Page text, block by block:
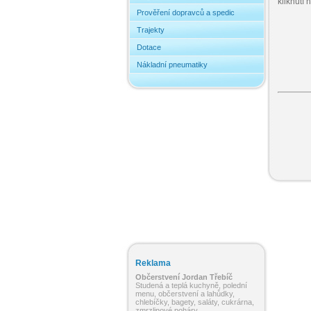
Prověření dopravců a spedic
Trajekty
Dotace
Nákladní pneumatiky
Reklama
Občerstvení Jordan Třebíč
Studená a teplá kuchyně, polední
menu, občerstvení a lahůdky,
chlebíčky, bagety, saláty, cukrárna,